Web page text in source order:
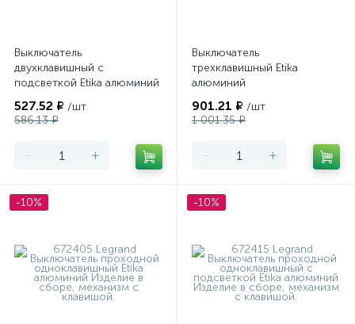
Выключатель
двухклавишный с
подсветкой Etika алюминий
527.52 ₽ /шт
586.13 ₽
- +
Выключатель
трехклавишный Etika
алюминий
901.21 ₽ /шт
1 001.35 ₽
- +
-10% -10%